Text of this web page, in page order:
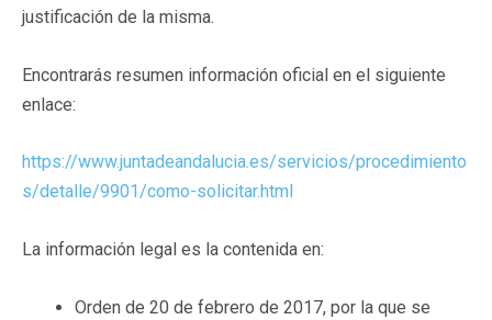
justificación de la misma.
Encontrarás resumen información oficial en el siguiente
enlace:
https://www.juntadeandalucia.es/servicios/procedimiento
s/detalle/9901/como-solicitar.html
La información legal es la contenida en:
Orden de 20 de febrero de 2017, por la que se